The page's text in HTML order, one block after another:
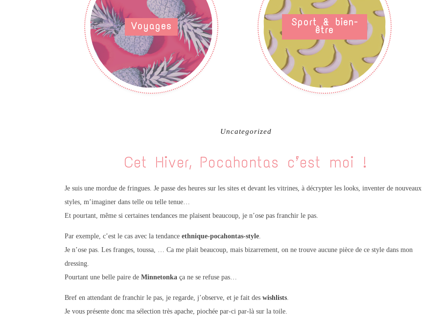
Voyages Sport & bien-
être
Uncategorized
Cet Hiver, Pocahontas c’est moi !
Je suis une mordue de fringues. Je passe des heures sur les sites et devant les vitrines, à décrypter les looks, inventer de nouveaux
styles, m’imaginer dans telle ou telle tenue…
Et pourtant, même si certaines tendances me plaisent beaucoup, je n’ose pas franchir le pas.
Par exemple, c’est le cas avec la tendance ethnique-pocahontas-style.
Je n’ose pas. Les franges, toussa, … Ca me plait beaucoup, mais bizarrement, on ne trouve aucune pièce de ce style dans mon
dressing.
Pourtant une belle paire de Minnetonka ça ne se refuse pas…
Bref en attendant de franchir le pas, je regarde, j’observe, et je fait des wishlists.
Je vous présente donc ma sélection très apache, piochée par-ci par-là sur la toile.